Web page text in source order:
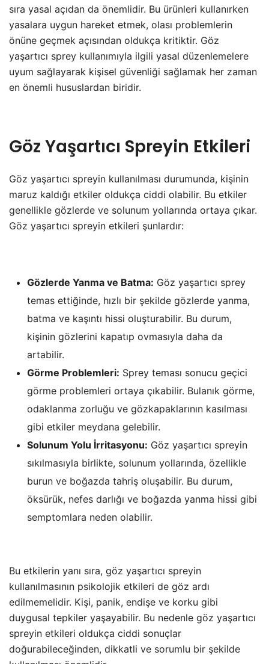
sıra yasal açıdan da önemlidir. Bu ürünleri kullanırken
yasalara uygun hareket etmek, olası problemlerin
önüne geçmek açısından oldukça kritiktir. Göz
yaşartıcı sprey kullanımıyla ilgili yasal düzenlemelere
uyum sağlayarak kişisel güvenliği sağlamak her zaman
en önemli hususlardan biridir.
Göz Yaşartıcı Spreyin Etkileri
Göz yaşartıcı spreyin kullanılması durumunda, kişinin
maruz kaldığı etkiler oldukça ciddi olabilir. Bu etkiler
genellikle gözlerde ve solunum yollarında ortaya çıkar.
Göz yaşartıcı spreyin etkileri şunlardır:
Gözlerde Yanma ve Batma: Göz yaşartıcı sprey
temas ettiğinde, hızlı bir şekilde gözlerde yanma,
batma ve kaşıntı hissi oluşturabilir. Bu durum,
kişinin gözlerini kapatıp ovmasıyla daha da
artabilir.
Görme Problemleri: Sprey teması sonucu geçici
görme problemleri ortaya çıkabilir. Bulanık görme,
odaklanma zorluğu ve gözkapaklarının kasılması
gibi etkiler meydana gelebilir.
Solunum Yolu İrritasyonu: Göz yaşartıcı spreyin
sıkılmasıyla birlikte, solunum yollarında, özellikle
burun ve boğazda tahriş oluşabilir. Bu durum,
öksürük, nefes darlığı ve boğazda yanma hissi gibi
semptomlara neden olabilir.
Bu etkilerin yanı sıra, göz yaşartıcı spreyin
kullanılmasının psikolojik etkileri de göz ardı
edilmemelidir. Kişi, panik, endişe ve korku gibi
duygusal tepkiler yaşayabilir. Bu nedenle göz yaşartıcı
spreyin etkileri oldukça ciddi sonuçlar
doğurabileceğinden, dikkatli ve sorumlu bir şekilde